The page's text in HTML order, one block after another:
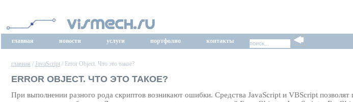
главная новости услуги портфолио контакты
главная / JavaScript / Error Object. Что это такое?
ERROR OBJECT. ЧТО ЭТО ТАКОЕ?
При выполнении разного рода скриптов возникают ошибки. Средства JavaScript и VBScript